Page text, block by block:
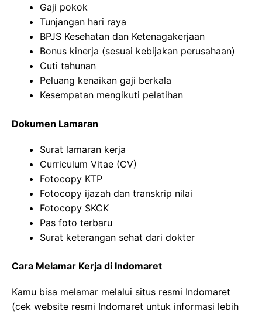
Gaji pokok
Tunjangan hari raya
BPJS Kesehatan dan Ketenagakerjaan
Bonus kinerja (sesuai kebijakan perusahaan)
Cuti tahunan
Peluang kenaikan gaji berkala
Kesempatan mengikuti pelatihan
Dokumen Lamaran
Surat lamaran kerja
Curriculum Vitae (CV)
Fotocopy KTP
Fotocopy ijazah dan transkrip nilai
Fotocopy SKCK
Pas foto terbaru
Surat keterangan sehat dari dokter
Cara Melamar Kerja di Indomaret
Kamu bisa melamar melalui situs resmi Indomaret
(cek website resmi Indomaret untuk informasi lebih